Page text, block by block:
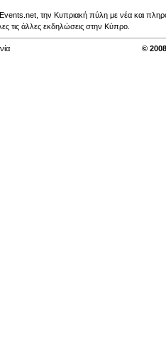
την Κυπριακή πύλη με νέα και
τις άλλες εκδηλώσεις στην Κύπρο.
©